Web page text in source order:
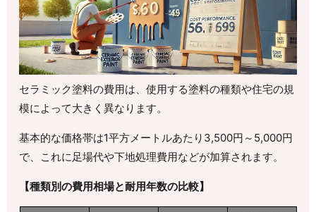
セラミック塗料の費用は、使用する塗料の種類や住宅の規
模によって大きく異なります。
基本的な価格帯は1平方メートルあたり3,500円～5,000円
で、これに足場代や下地処理費用などが加算されます。
【種類別の費用相場と耐用年数の比較】